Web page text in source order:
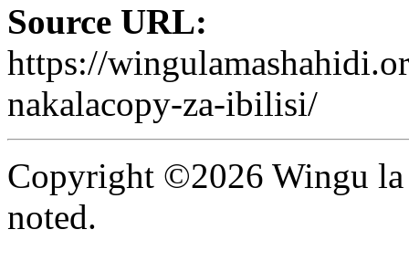
Source URL:
https://
nakalacopy-za-ibilisi/
Copyright ©2026 Wingu la
noted.